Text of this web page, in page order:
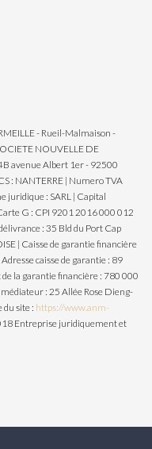
- Rueil-Malmaison -
NOUVELLE DE
avenue Albert 1er - 92500
: NANTERRE | Numero TVA
: SARL | Capital
G : CPI 9201 2016 000 012
: 35 Bld du Port Cap
| Caisse de garantie financière
caisse de garantie : 89
la garantie financière : 780 000
: 25 Allée Rose Dieng-
du site : https://www.anm-
Entreprise juridiquement et